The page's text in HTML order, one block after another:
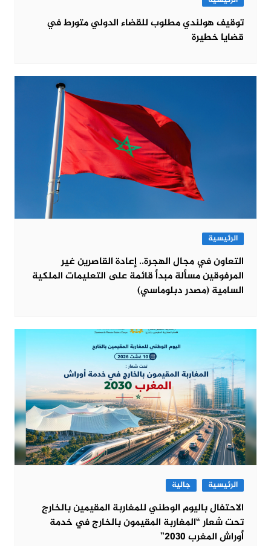
توقيف هولندي مطلوب للقضاء الدولي متورط في
قضايا خطيرة
الرئيسية
التعاون في مجال الهجرة.. إعادة القاصرين غير
المرفوقين مسألة مبدأ قائمة على التعليمات الملكية
السامية (مصدر دبلوماسي)
الرئيسية جالية
الاحتفال باليوم الوطني للمغاربة المقيمين بالخارج
تحت شعار “المغاربة المقيمون بالخارج في خدمة
أوراش المغرب 2030”